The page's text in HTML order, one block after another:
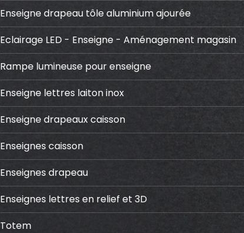
Enseigne drapeau tôle aluminium ajourée
Eclairage LED - Enseigne - Aménagement magasin
Rampe lumineuse pour enseigne
Enseigne lettres laiton inox
Enseigne drapeaux caisson
Enseignes caisson
Enseignes drapeau
Enseignes lettres en relief et 3D
Totem